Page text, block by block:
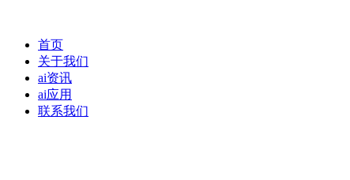
首页
关于我们
ai资讯
ai应用
联系我们